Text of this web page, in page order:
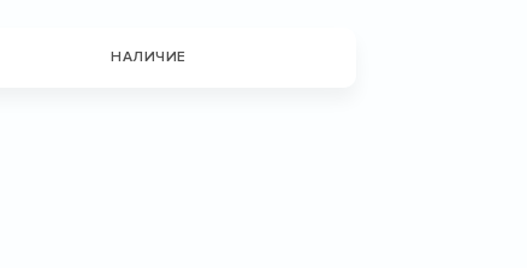
НАЛИЧИЕ